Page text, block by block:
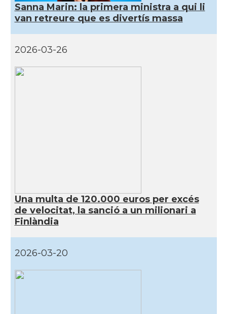
Sanna Marin: la primera ministra a qui li
van retreure que es divertís massa
2026-03-26
Una multa de 120.000 euros per excés
de velocitat, la sanció a un milionari a
Finlàndia
2026-03-20